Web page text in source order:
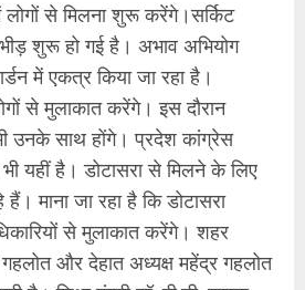
से मिलना शुरू करेंगे।सर्किट
शुरू हो गई है। अभाव अभियोग
में एकत्र किया जा रहा है।
से मुलाकात करेंगे। इस दौरान
उनके साथ होंगे। प्रदेश कांग्रेस
भी यहीं है। डोटासरा से मिलने के लिए
माना जा रहा है कि डोटासरा
से मुलाकात करेंगे। शहर
और देहात अध्यक्ष महेंद्र गहलोत